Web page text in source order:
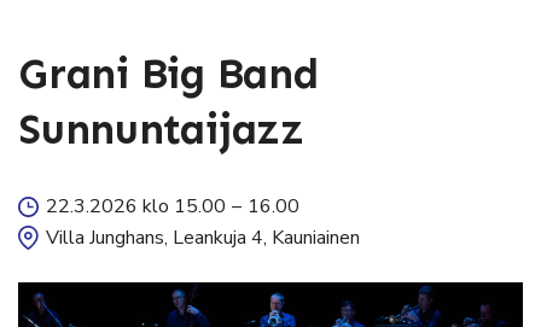
Grani Big Band
Sunnuntaijazz
22.3.2026 klo 15.00 – 16.00
Villa Junghans, Leankuja 4, Kauniainen